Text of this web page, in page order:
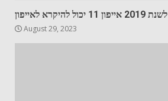
August 29, 2023